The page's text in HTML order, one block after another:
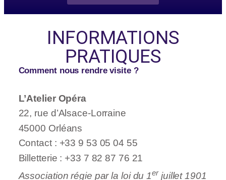
INFORMATIONS
PRATIQUES
Comment nous rendre visite ?
L’Atelier Opéra
22, rue d’Alsace-Lorraine
45000 Orléans
Contact : +33 9 53 05 04 55
Billetterie : +33 7 82 87 76 21
Association régie par la loi du 1er juillet 1901